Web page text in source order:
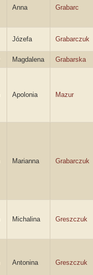
Anna Grabarc
Józefa Grabarczuk
Magdalena Grabarska
Apolonia Mazur
Marianna Grabarczuk
Michalina Greszczuk
Antonina Greszczuk